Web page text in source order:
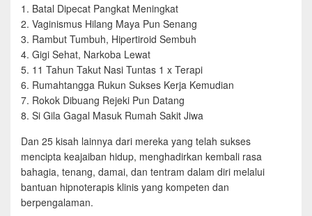
1. Batal Dipecat Pangkat Meningkat
2. Vaginismus Hilang Maya Pun Senang
3. Rambut Tumbuh, Hipertiroid Sembuh
4. Gigi Sehat, Narkoba Lewat
5. 11 Tahun Takut Nasi Tuntas 1 x Terapi
6. Rumahtangga Rukun Sukses Kerja Kemudian
7. Rokok Dibuang Rejeki Pun Datang
8. Si Gila Gagal Masuk Rumah Sakit Jiwa
Dan 25 kisah lainnya dari mereka yang telah sukses
mencipta keajaiban hidup, menghadirkan kembali rasa
bahagia, tenang, damai, dan tentram dalam diri melalui
bantuan hipnoterapis klinis yang kompeten dan
berpengalaman.